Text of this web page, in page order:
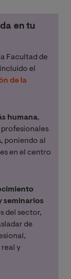
en tu
Facultad de
el
de la
humana,
profesionales
, poniendo al
en el centro
seminarios
del sector,
de
y